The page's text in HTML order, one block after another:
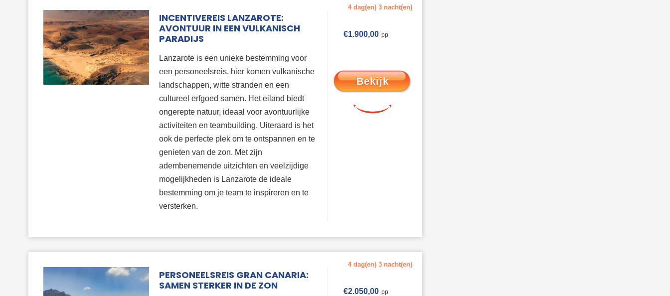
INCENTIVEREIS LANZAROTE:
AVONTUUR IN EEN VULKANISCH
PARADIJS
Lanzarote is een unieke bestemming voor
een personeelsreis, hier komen vulkanische
landschappen, witte stranden en een
cultureel erfgoed samen. Het eiland biedt
ongerepte natuur, ideaal voor avontuurlijke
activiteiten en teambuilding. Uiteraard is het
ook de perfecte plek om te ontspannen en te
genieten van de zon. Met zijn
adembenemende uitzichten en veelzijdige
mogelijkheden is Lanzarote de ideale
bestemming om je team te inspireren en te
versterken.
4 dag(en) 3 nacht(en)
€1.900,00
Bekijk
PERSONEELSREIS GRAN CANARIA:
SAMEN STERKER IN DE ZON
4 dag(en) 3 nacht(en)
€2.050,00